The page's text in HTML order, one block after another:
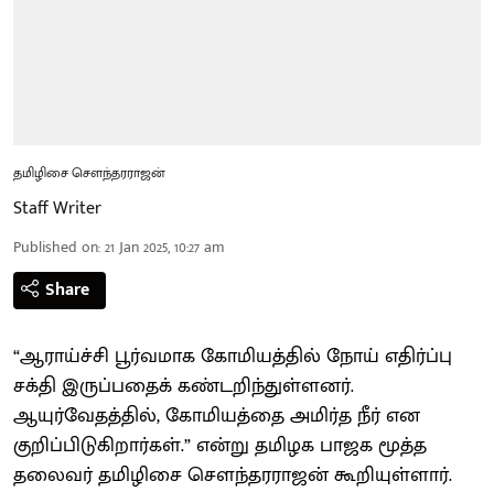
தமிழிசை செளந்தரராஜன்
Staff Writer
Published on:21 Jan 2025, 10:27 am
Share
“ஆராய்ச்சி பூர்வமாக கோமியத்தில் நோய் எதிர்ப்பு
சக்தி இருப்பதைக் கண்டறிந்துள்ளனர்.
ஆயுர்வேதத்தில், கோமியத்தை அமிர்த நீர் என
குறிப்பிடுகிறார்கள்.” என்று தமிழக பாஜக மூத்த
தலைவர் தமிழிசை செளந்தரராஜன் கூறியுள்ளார்.